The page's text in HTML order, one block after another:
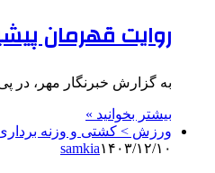
روایت قهرمان
به گزارش خبرنگار مهر، در
بیشتر بخوانید »
ورزش > کشتی و وزنه
samkia۱۴۰۳/۱۲/۱۰